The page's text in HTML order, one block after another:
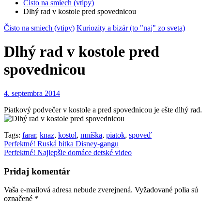
Čisto na smiech (vtipy)
Dlhý rad v kostole pred spovednicou
Čisto na smiech (vtipy) Kuriozity a bizár (to "naj" zo sveta)
Dlhý rad v kostole pred
spovednicou
4. septembra 2014
Piatkový podvečer v kostole a pred spovednicou je ešte dlhý rad.
Tags: farar, knaz, kostol, mníška, piatok, spoveď
Navigácia
v
článku
Perfektné! Ruská bitka Disney-gangu
Perfektné! Najlepšie domáce detské video
Pridaj komentár
Vaša e-mailová adresa nebude zverejnená. Vyžadované polia sú
označené *